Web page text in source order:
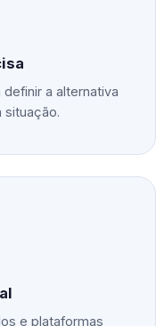
a alternativa
situação.
e plataformas